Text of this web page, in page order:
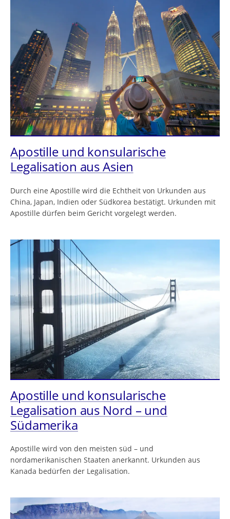
Apostille und konsularische
Legalisation aus Asien
Durch eine Apostille wird die Echtheit von Urkunden aus
China, Japan, Indien oder Südkorea bestätigt. Urkunden mit
Apostille dürfen beim Gericht vorgelegt werden.
Apostille und konsularische
Legalisation aus Nord – und
Südamerika
Apostille wird von den meisten süd – und
nordamerikanischen Staaten anerkannt. Urkunden aus
Kanada bedürfen der Legalisation.